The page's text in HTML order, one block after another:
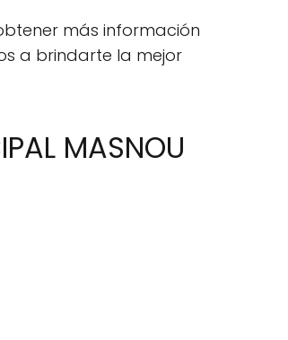
más información
a brindarte la mejor
MASNOU